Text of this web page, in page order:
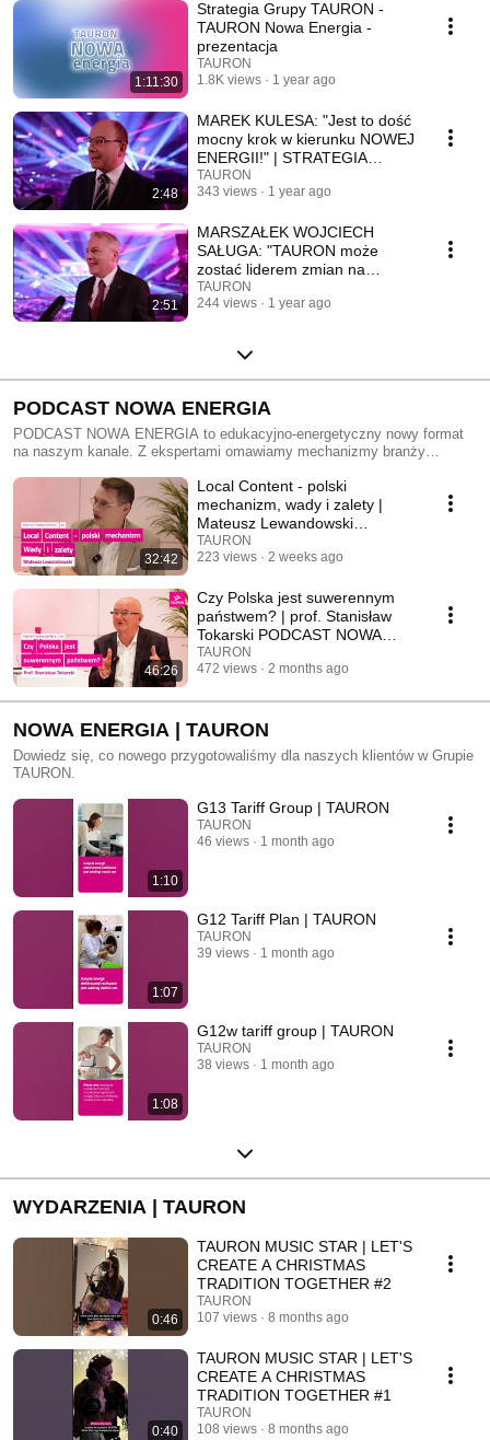
1:11:30
Strategia Grupy TAURON -
TAURON Nowa Energia -
prezentacja
TAURON
1.8K views
1 year ago
2:48
MAREK KULESA: "Jest to dość
mocny krok w kierunku NOWEJ
ENERGII!" | STRATEGIA
TAURON 2025-35
TAURON
343 views
1 year ago
2:51
MARSZAŁEK WOJCIECH
SAŁUGA: "TAURON może
zostać liderem zmian na
południu" | STRATEGIA
TAURON 2025-35
TAURON
244 views
1 year ago
PODCAST NOWA ENERGIA
PODCAST NOWA ENERGIA to edukacyjno-energetyczny nowy format
na naszym kanale. Z ekspertami omawiamy mechanizmy branży
wszystkim dodajemy NOWEJ ENERGII. Odcinki pełne konkretów – od
farm wiatrowych po strategie dla klientów i inicjatywy, w które się chętnie
angażujemy jako TAURON. Dołącz do rozmowy z nową energią!
Gospodarzem podcastu jest Łukasz Opoka. Nowe odcinki będą
pojawiały się na kanale YouTube i Spotify. Bądź na bieżąco!
32:42
Local Content - polski
mechanizm, wady i zalety |
Mateusz Lewandowski
PODCAST NOWA ENERGIA #2
TAURON
223 views
2 weeks ago
46:26
Czy Polska jest suwerennym
państwem? | prof. Stanisław
Tokarski PODCAST NOWA
ENERGIA #1
TAURON
472 views
2 months ago
NOWA ENERGIA | TAURON
Dowiedz się, co nowego przygotowaliśmy dla naszych klientów w Grupie
TAURON.
1:10
G13 Tariff Group | TAURON
TAURON
46 views
1 month ago
1:07
G12 Tariff Plan | TAURON
TAURON
39 views
1 month ago
1:08
G12w tariff group | TAURON
TAURON
38 views
1 month ago
WYDARZENIA | TAURON
0:46
TAURON MUSIC STAR | LET'S
CREATE A CHRISTMAS
TRADITION TOGETHER #2
TAURON
107 views
8 months ago
0:40
TAURON MUSIC STAR | LET'S
CREATE A CHRISTMAS
TRADITION TOGETHER #1
TAURON
108 views
8 months ago